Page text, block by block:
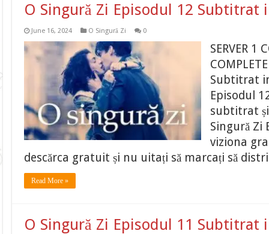
O Singură Zi Episodul 12 Subtitrat
June 16, 2024 O Singură Zi 0
SERVER 1
Subtitrat
Episodul
subtitrat
Singură Zi
viziona
descărca gratuit și nu uitați să marcați să
Read More »
O Singură Zi Episodul 11 Subtitrat